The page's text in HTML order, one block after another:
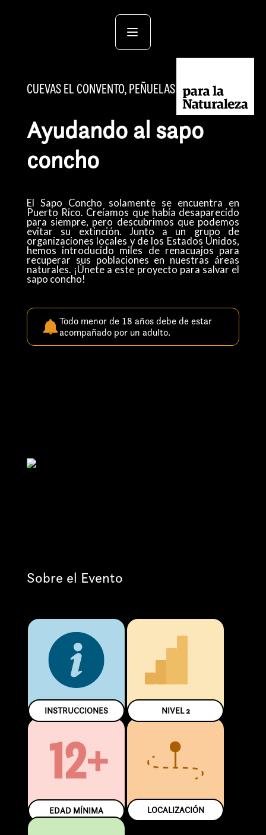
CUEVAS EL CONVENTO, PEÑUELAS
Ayudando al sapo
concho
El Sapo Concho solamente se encuentra en
Puerto Rico. Creíamos que había desaparecido
para siempre, pero descubrimos que podemos
evitar su extinción. Junto a un grupo de
organizaciones locales y de los Estados Unidos,
hemos introducido miles de renacuajos para
recuperar sus poblaciones en nuestras áreas
naturales. ¡Únete a este proyecto para salvar el
sapo concho! ​
Todo menor de 18 años debe de estar
acompañado por un adulto.
Sobre el Evento
INSTRUCCIONES NIVEL2
12+
EDAD MÍNIMA LOCALIZACIÓN